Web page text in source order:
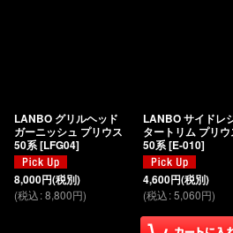
LANBO グリルヘッド
ガーニッシュ プリウス
50系[LFG04]
8,000円(税別)
(税込:8,800円)
LANBO サイドレ
タートリム プリウ
50系[E-010]
4,600円(税別)
(税込:5,060円)